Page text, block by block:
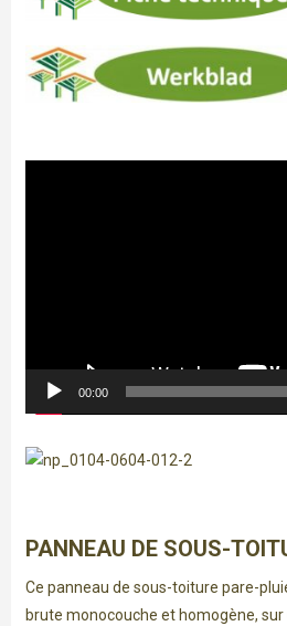
Lecteur
00:00
PANNEAU DE SOUS-
Ce panneau de sous-toiture pare-
brute monocouche et homogène,